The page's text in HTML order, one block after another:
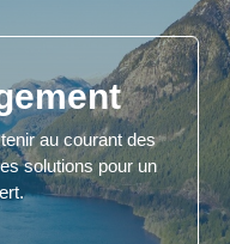
au courant des
solutions pour un